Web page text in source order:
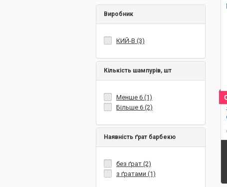
Виробник
КИЙ-В (3)
Кількість шампурів, шт
Менше 6 (1)
Більше 6 (2)
Наявність ґрат барбекю
без ґрат (2)
з ґратами (1)